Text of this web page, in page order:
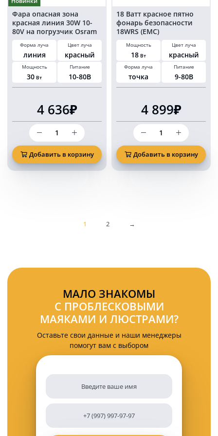
Фара опасная зона
красная линия 30W 10-
80V на погрузчик Osram
leds KARAVAN PRO RED
Форма луча
линия
Цвет луча
красный
Мощность
30 Вт
Питание
10-80В
4 636₽
Количество
товара
Фара
опасная
зона
красная
RED
Добавить в корзину
18 Ватт красное пятно
фонарь безопасности
18WRS (EMC)
Мощность
18 Вт
Цвет луча
красный
Форма луча
точка
Питание
9-80В
4 899₽
Количество
товара
18
Ватт
красное
пятно
Добавить в корзину
1 2 →
МАЛО ЗНАКОМЫ
С ПРОБЛЕСКОВЫМИ
МАЯКАМИ И ЛЮСТРАМИ?
Оставьте свои данные и наши менеджеры
помогут вам с выбором